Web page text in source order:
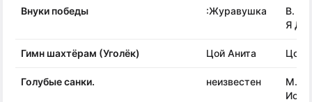
Внуки победы :Журавушка
В.
Я
Гимн шахтёрам (Уголёк) Цой Анита Цой
Голубые санки. неизвестен
М.